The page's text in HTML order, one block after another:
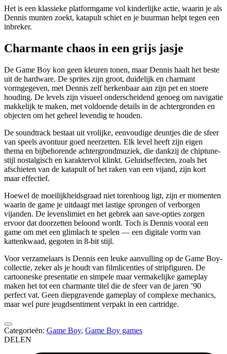
Het is een klassieke platformgame vol kinderlijke actie, waarin je als
Dennis munten zoekt, katapult schiet en je buurman helpt tegen een
inbreker.
Charmante chaos in een grijs jasje
De Game Boy kon geen kleuren tonen, maar Dennis haalt het beste
uit de hardware. De sprites zijn groot, duidelijk en charmant
vormgegeven, met Dennis zelf herkenbaar aan zijn pet en stoere
houding. De levels zijn visueel onderscheidend genoeg om navigatie
makkelijk te maken, met voldoende details in de achtergronden en
objecten om het geheel levendig te houden.
De soundtrack bestaat uit vrolijke, eenvoudige deuntjes die de sfeer
van speels avontuur goed neerzetten. Elk level heeft zijn eigen
thema en bijbehorende achtergrondmuziek, die dankzij de chiptune-
stijl nostalgisch en karaktervol klinkt. Geluidseffecten, zoals het
afschieten van de katapult of het raken van een vijand, zijn kort
maar effectief.
Hoewel de moeilijkheidsgraad niet torenhoog ligt, zijn er momenten
waarin de game je uitdaagt met lastige sprongen of verborgen
vijanden. De levenslimiet en het gebrek aan save-opties zorgen
ervoor dat doorzetten beloond wordt. Toch is Dennis vooral een
game om met een glimlach te spelen — een digitale vorm van
kattenkwaad, gegoten in 8-bit stijl.
Voor verzamelaars is Dennis een leuke aanvulling op de Game Boy-
collectie, zeker als je houdt van filmlicenties of stripfiguren. De
cartooneske presentatie en simpele maar vermakelijke gameplay
maken het tot een charmante titel die de sfeer van de jaren ’90
perfect vat. Geen diepgravende gameplay of complexe mechanics,
maar wel pure jeugdsentiment verpakt in een cartridge.
Categorieën: Game Boy, Game Boy games
DELEN